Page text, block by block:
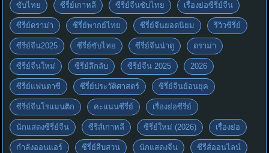
ซับไทย ซีรี่ย์เกาหลี ซีรี่ย์จีนซับไทย เรื่องย่อซีรี่ย์จีน
ซีรี่ย์ดราม่า ซีรี่ย์พากย์ไทย ซีรี่ย์จีนยอดนิยม รีวิวซีรี่ย์
ซีรี่ย์จีน2025 ซีรี่ย์ซับไทย ซีรี่ย์จีนน่าดู ดราม่า
ซีรี่ย์จีนใหม่ ซีรี่ย์ลึกลับ ซีรี่ย์จีน 2025 2026
ซีรี่ย์แฟนตาซี ซีรี่ย์ประวัติศาสตร์ ซีรี่ย์จีนย้อนยุค
ซีรี่ย์จีนโรแมนติก คะแนนซีรี่ย์ เรื่องย่อซีรี่ย์
นักแสดงซีรี่ย์จีน ซีรีส์เกาหลี ซีรี่ย์ใหม่ (2026) เรื่องย่อ
กำลังออนแอร์ ซีรี่ย์สืบสวน นักแสดงจีน ซีรีส์ออนไลน์